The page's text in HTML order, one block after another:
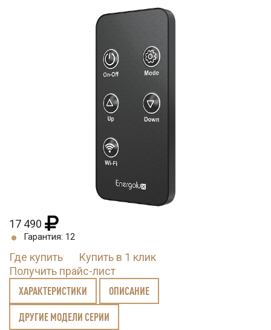
17 490
Гарантия: 12
Где купить
Купить в 1 клик
Получить прайс-лист
ХАРАКТЕРИСТИКИ ОПИСАНИЕ
ДРУГИЕ МОДЕЛИ СЕРИИ